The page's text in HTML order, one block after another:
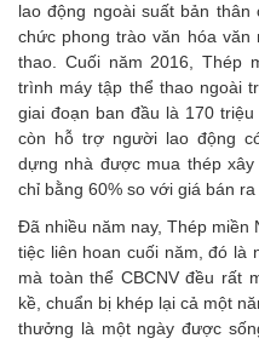
lao động ngoài suất bản
chức phong trào văn hóa
thao. Cuối năm 2016, Thép
trình máy tập thể thao ngoài
giai đoạn ban đầu là 170
còn hỗ trợ người lao động
dựng nhà được mua thép
chỉ bằng 60% so với giá bán ra
Đã nhiều năm nay, Thép miền
tiệc liên hoan cuối năm, đó là
mà toàn thể CBCNV đều rất
kề, chuẩn bị khép lại cả một
thưởng là một ngày được